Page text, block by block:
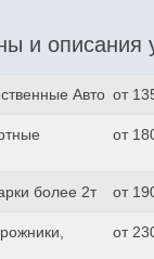
и описания
Авто от
от
более 2т от
от